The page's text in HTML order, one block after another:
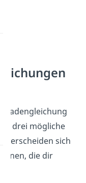
drei mögliche
sich
die dir